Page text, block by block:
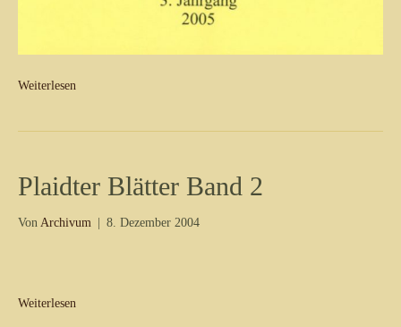
Weiterlesen
Plaidter Blätter Band 2
Von Archivum 8. Dezember 2004
Weiterlesen